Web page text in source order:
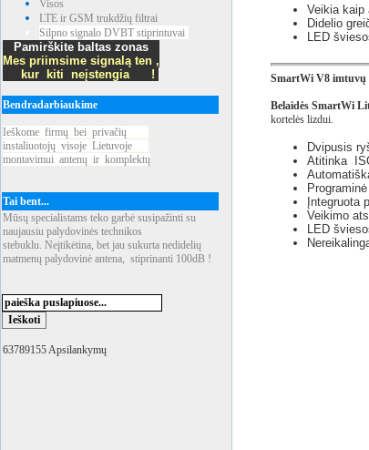
Visos
LTE ir GSM trukdžių filtrai
Silpno signalo DVBT stiprintuvai
Pamirškite baltas zonas
Mes priimsime signalą ten ,
kur kiti neįstengia !
Bendradarbiaukime
Ieškome firmų bei privačių
instaliuotojų visoje Lietuvoje
montavimui antenų ir komplektų
Tai bent...
Mūsų specialistams teko garbė susipažinti su
naujausiu palydovinės technikos
stebuklu. Neįtikėtina, bet jau sukurta nedidelių
matmenų palydovinė antena, stiprinanti 100dB !
63789155 Apsilankymų
Veikia kaip
Didelio
LED
SmartWi V8 imtuvų
Belaidės SmartWi
kortelės lizdui.
Dvipusis
Atitinka
Įntegruota
Veikimo
LED